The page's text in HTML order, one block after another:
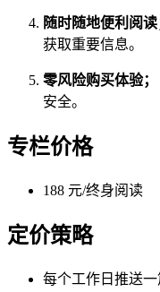
随时随地便利阅读
获取重要信息。
零风险购买体验；
安全。
专栏价格
188 元/终身阅读
定价策略
每个工作日推送